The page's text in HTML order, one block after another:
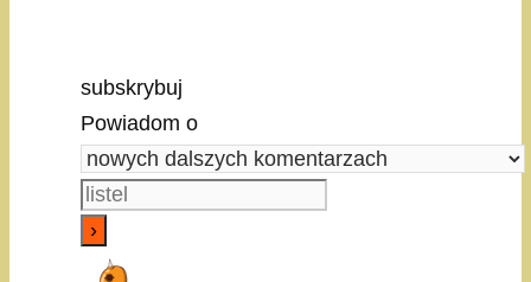
subskrybuj
Powiadom o